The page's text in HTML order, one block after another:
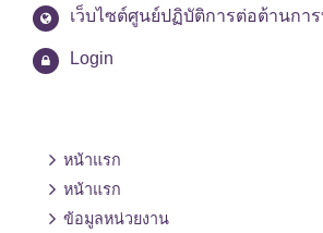
เว็บไซต์ศูนย์ปฏิบัติการต่อต้านการ
Login
หน้าแรก
หน้าแรก
ข้อมูลหน่วยงาน